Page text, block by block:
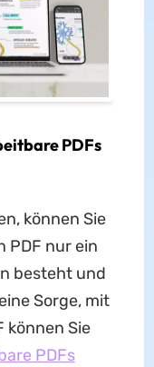
PDFs
können Sie
PDF nur ein
besteht und
Sorge, mit
können Sie
PDFs